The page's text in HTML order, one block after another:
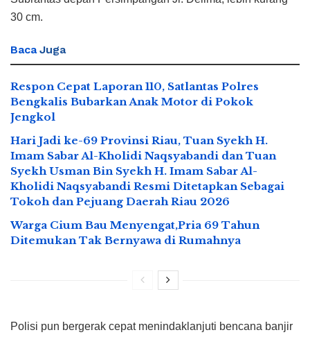
30 cm.
Baca Juga
Respon Cepat Laporan 110, Satlantas Polres
Bengkalis Bubarkan Anak Motor di Pokok
Jengkol
Hari Jadi ke-69 Provinsi Riau, Tuan Syekh H.
Imam Sabar Al-Kholidi Naqsyabandi dan Tuan
Syekh Usman Bin Syekh H. Imam Sabar Al-
Kholidi Naqsyabandi Resmi Ditetapkan Sebagai
Tokoh dan Pejuang Daerah Riau 2026
Warga Cium Bau Menyengat,Pria 69 Tahun
Ditemukan Tak Bernyawa di Rumahnya
Polisi pun bergerak cepat menindaklanjuti bencana banjir